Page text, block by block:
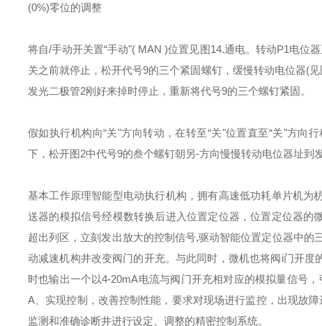
(0%)零位的调整
将自/手动开关置“手动"( MAN )位置见图14.通电。转动P1电位
关之前就停止，松开代号9的三个紧固螺钉，缓慢转动电位器(
发光二极管2刚好来掉时停止，重新将代号9的三个螺钉紧固。
假如执行机构向“关"方向转动，在转至“关"位置直至“关"方向
下，松开图2中代号9的叁个螺钉朝另-方向慢慢转动电位器址到
基本工作原理智能型电动执行机构，拥有高速低功耗单片机为
送器的模拟信号经模数转换后进入位置定位器，位置定位器的
超出列区，立刻发出放大的控制信号,驱动智能位置定位器中
动减速机构井改变阀门的开充。与此同时，微机也将阀i门开
时也输出一个以4-20mA电流与阀门开充相对应的模拟量信号
A、实现控制，改善控制性能，要求对现场进行监控，出现故障
监测和准确诊断井进行设定、调整的精密控制系统。